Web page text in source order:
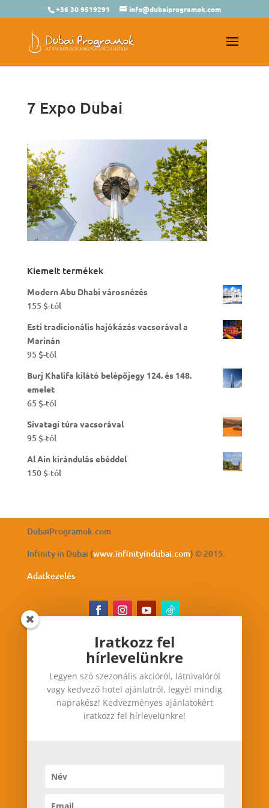
+36 30 9519291 info@dubaiprogramok.com
7 Expo Dubai
Kiemelt termékek
Modern Abu Dhabi városnézés
155 $-tól
Esti tradicionális hajókázás vacsorával a
Marinán
95 $-tól
Burj Khalifa kilátó belépőjegy 124. és 148.
emelet
65 $-tól
Sivatagi túra vacsorával
95 $-tól
Al Ain kirándulás ebéddel
150 $-tól
DubaiProgramok.com
Infinity in Dubai (www.infinityindubai.com) © 2015.
Adatkezelés
Iratkozz fel hírlevelünkre
Legyen szó szezonális akcióról, látnivalóról vagy
kedvező hotel ajánlatról, legyél mindig
naprakész! Kedvezményes ajánlatokért iratkozz
Iratkozz fel
hírlevelünkre
Legyen szó szezonális akcióról, látnivalóról
vagy kedvező hotel ajánlatról, legyél mindig
naprakész! Kedvezményes ajánlatokért
iratkozz fel hírlevelünkre!